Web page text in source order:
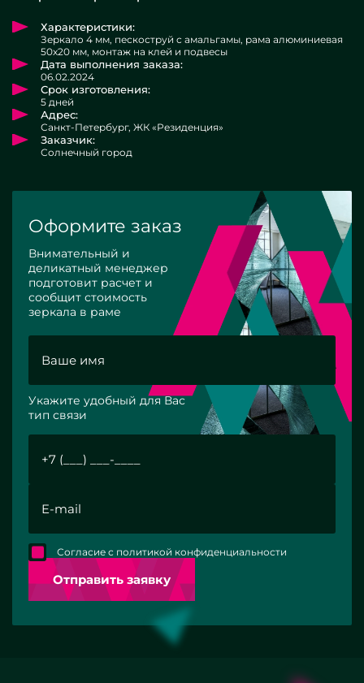
Характеристики:
Зеркало 4 мм, пескоструй с амальгамы, рама алюминиевая
50х20 мм, монтаж на клей и подвесы
Дата выполнения заказа:
06.02.2024
Срок изготовления:
5 дней
Адрес:
Санкт-Петербург, ЖК «Резиденция»
Заказчик:
Солнечный город
Оформите заказ
Внимательный и
деликатный менеджер
подготовит расчет и
сообщит стоимость
зеркала в раме
Укажите удобный для Вас
тип связи
Отправить заявку
Согласие с политикой конфиденциальности